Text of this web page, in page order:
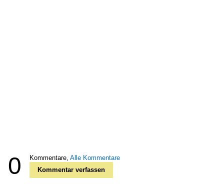
0 Kommentare, Alle Kommentare
Kommentar verfassen